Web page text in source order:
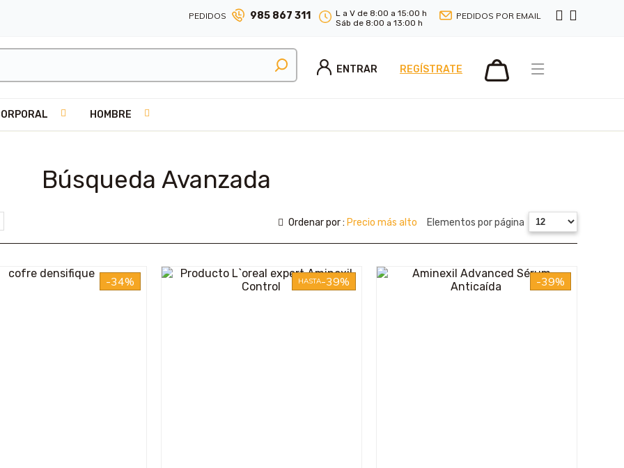
PEDIDOS 985 867 311
L a V de 8:00 a 15:00 h
Sáb de 8:00 a 13:00 h
PEDIDOS POR EMAIL
ENTRAR REGÍSTRATE
HOMBRE
Búsqueda Avanzada
Elementos por página
Ordenar por : Precio más alto
-34% HASTA-39% -39%